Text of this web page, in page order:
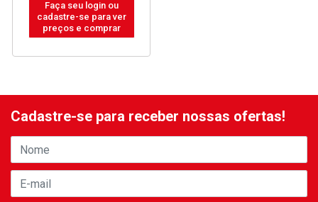
Faça seu login ou
cadastre-se para ver
preços e comprar
Cadastre-se para receber nossas ofertas!